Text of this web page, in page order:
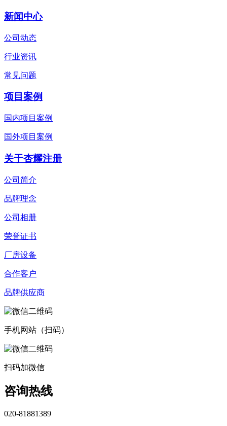
新闻中心
公司动态
行业资讯
常见问题
项目案例
国内项目案例
国外项目案例
关于杏耀注册
公司简介
品牌理念
公司相册
荣誉证书
厂房设备
合作客户
品牌供应商
手机网站（扫码）
扫码加微信
咨询热线
020-81881389